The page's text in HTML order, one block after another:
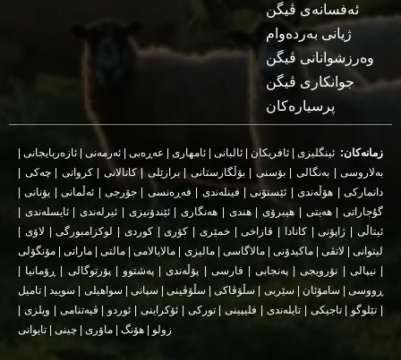
ئەفسانەی ڤیگن
ژیانی بەردەوام
وەرزشوانانی ڤیگن
جوانکاری ڤیگن
پرسیارەکان
زمانەکان: ئینگلیزی | ئافریکان | ئالبانی | ئامهاری | عەڕەبی | ئەرمەنی | ئازەربایجانی |
بەلاروسی| بەنگالی|بۆسنی |بۆڵگارستانی |برازێلی |کاتالانی |کرواتی |چەکی |
دانمارکی| هۆڵەندی| ئێستۆنی| فینلەندی | فەڕەنسی | جۆرجی| ئەڵمانی| یۆنانی|
گۇجاراتی|هەیتی | هیبرۆی|هندی | هەنگاری|ئێندۆنیزی | ئیرلەندی |ئایسلەندی |
ئیتاڵی| ژاپۆنی|کانادا | قازاخی|خمێری | کۆری |کوردی | لوکزامبورگی| لاۆی |
لیتوانی | لاتڤی |ماکیدۆنی |مالاگاسی |مالیزی | مالایالامی| مالتی| ماراتی| مۆنگۆلی
|نیپالی | نۆرویجی| پەنجابی| فارسی | پۆڵەندی |پەشتوو |پۆرتوگالی | ڕۆمانیا |
ڕووسی | سامۆئان | سێربی | سڵۆڤاکی| سڵۆڤینی | سپانی | سواھیلی | سویید | تامیل
| تێلوگو |تاجیکی |تایلەندی | فلیپینی|تورکی |ئۆکراینی | ئوردو | ڤیەتنامی | ویلزی |
زولو | هۆنگ | ماۆری | چینی | تایوانی